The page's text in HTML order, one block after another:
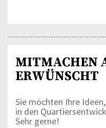
MITMACHEN
ERWÜNSCHT
Sie möchten Ihre
in den
Sehr gerne!